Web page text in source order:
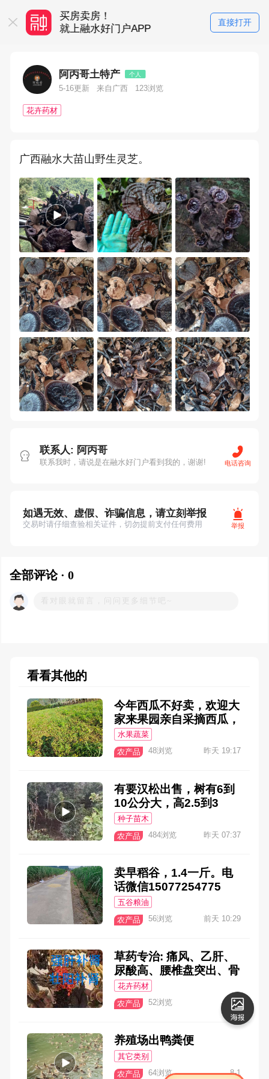
买房卖房！
就上融水好门户APP
直接打开
阿丙哥土特产 个人
5-16更新 来自广西 123浏览
花卉药材
广西融水大苗山野生灵芝。
联系人: 阿丙哥
联系我时，请说是在融水好门户看到我的，谢谢! 电话咨询
如遇无效、虚假、诈骗信息，请立刻举报
交易时请仔细查验相关证件，切勿提前支付任何费用 举报
全部评论 · 0
看看其他的
今年西瓜不好卖，欢迎大
家来果园亲自采摘西瓜，
地址永乐附近，随便挑
选，摘好后按斤算，一个
两个都可以，一块钱一斤
水果蔬菜
农产品
48浏览 昨天 19:17
有要汉松出售，树有6到
10公分大，高2.5到3
米，有需要的电话联系
种子苗木
农产品
484浏览 昨天 07:37
卖早稻谷，1.4一斤。电
话微信15077254775
五谷粮油
农产品
56浏览 前天 10:29
草药专治: 痛风、乙肝、
尿酸高、腰椎盘突出、骨
质增生，灰指甲、高血
糖，高血脂、白斑、汗
斑、花斑、白癜风、三
高、要草药微信咨询【纯
草药无添加化学剂】快递
包邮！联系电话:192347
26096
花卉药材
农产品
52浏览 8-3
养殖场出鸭粪便
其它类别
农产品
64浏览 8-1